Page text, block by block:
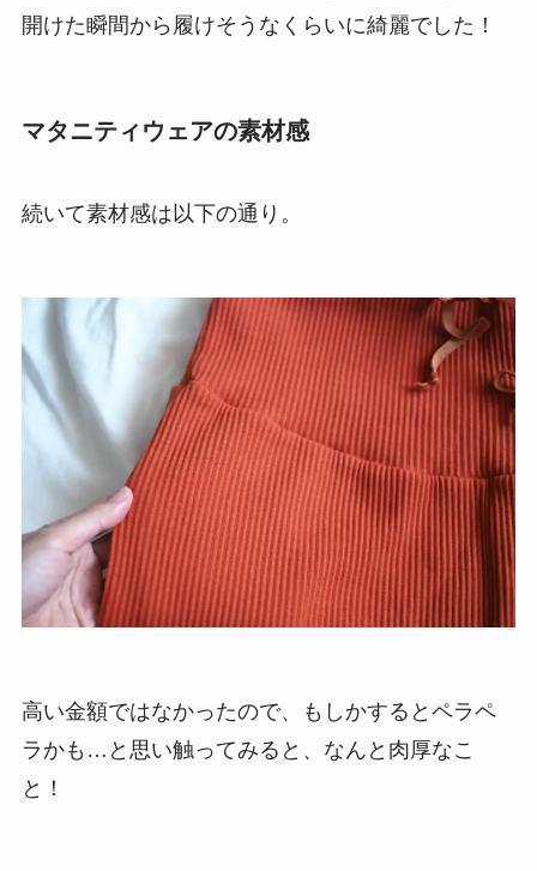
開けた瞬間から履けそうなくらいに綺麗でした！
マタニティウェアの素材感
続いて素材感は以下の通り。
高い金額ではなかったので、もしかするとペラペ
ラかも…と思い触ってみると、なんと肉厚なこ
と！